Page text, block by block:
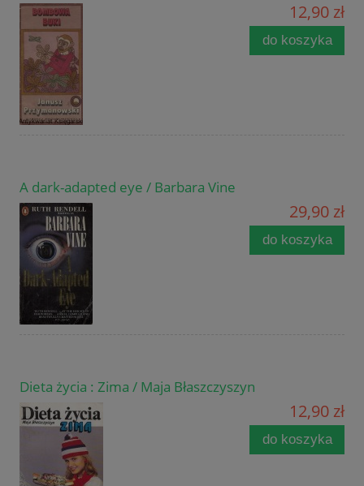
12,90 zł
do koszyka
A dark-adapted eye / Barbara Vine
29,90 zł
do koszyka
Dieta życia : Zima / Maja Błaszczyszyn
12,90 zł
do koszyka